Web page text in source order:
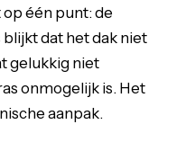
één punt: de
dat het dak niet
gelukkig niet
onmogelijk is. Het
aanpak.